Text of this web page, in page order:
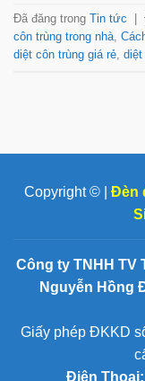
Đã đăng trong Tin tức
côn trùng trong nhà,
diệt côn trùng giá rẻ, diệt
Copyright © | Đèn
Công ty TNHH TV
Nguyễn Hồng
Giấy phép ĐKKD
Điện Thoại: